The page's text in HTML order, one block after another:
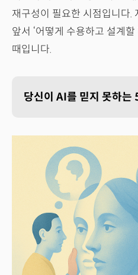
재구성이 필요한 시점입니다.
앞서 ‘어떻게 수용하고 설계
때입니다.
당신이 AI를 믿지 못하는